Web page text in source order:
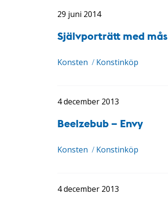
29 juni 2014
Självporträtt med mås
Konsten / Konstinköp
4 december 2013
Beelzebub – Envy
Konsten / Konstinköp
4 december 2013